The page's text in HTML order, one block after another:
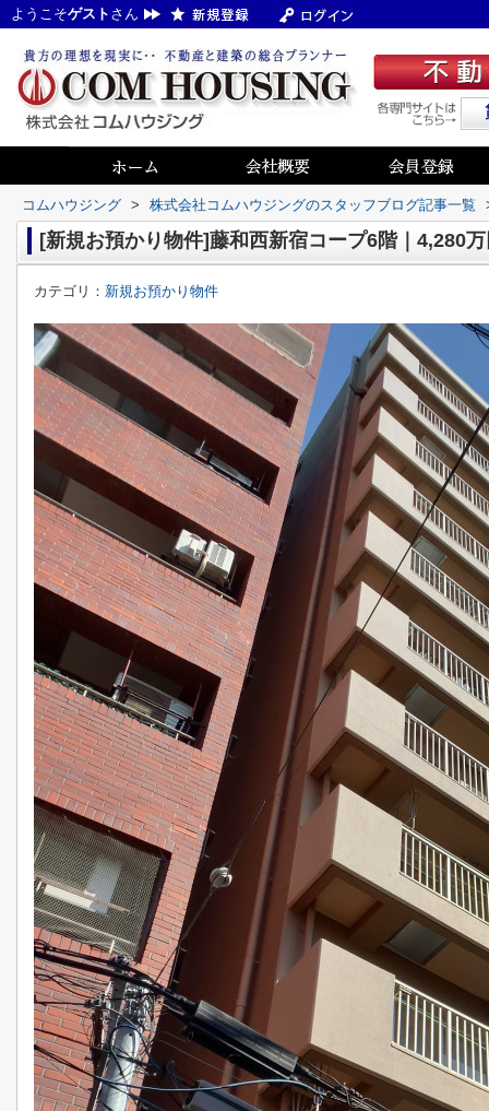
ようこそゲスト さん
コムハウジング > 株式会社コムハウジングのスタッフブログ記事一覧
[新規お預かり物件]藤和西新宿コープ6階｜4,280
カテゴリ： 新規お預かり物件